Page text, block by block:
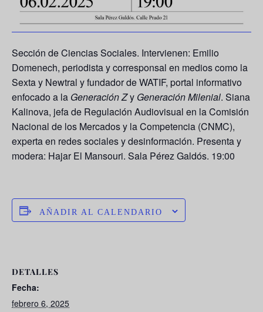
Sección de Ciencias Sociales. Intervienen: Emilio
Domenech, periodista y corresponsal en medios como la
Sexta y Newtral y fundador de WATIF, portal informativo
enfocado a la Generación Zy Generación Milenial. Siana
Kalinova, jefa de Regulación Audiovisual en la Comisión
Nacional de los Mercados y la Competencia (CNMC),
experta en redes sociales y desinformación. Presenta y
modera: Hajar El Mansouri. Sala Pérez Galdós. 19:00
AÑADIR AL CALENDARIO
DETALLES
Fecha:
febrero 6, 2025